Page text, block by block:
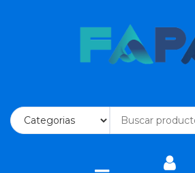
Categorias